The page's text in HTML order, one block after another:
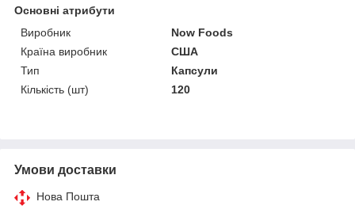
Основні атрибути
Виробник
Now Foods
Країна виробник
США
Тип
Капсули
Кількість (шт)
120
Умови доставки
Нова Пошта